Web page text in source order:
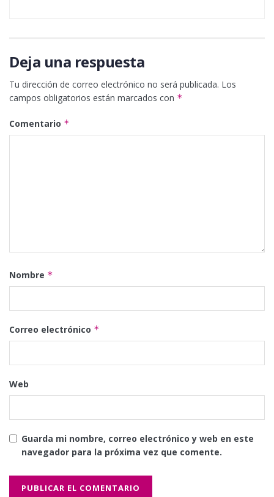
Deja una respuesta
Tu dirección de correo electrónico no será publicada. Los
campos obligatorios están marcados con *
Comentario *
Nombre *
Correo electrónico *
Web
Guarda mi nombre, correo electrónico y web en este
navegador para la próxima vez que comente.